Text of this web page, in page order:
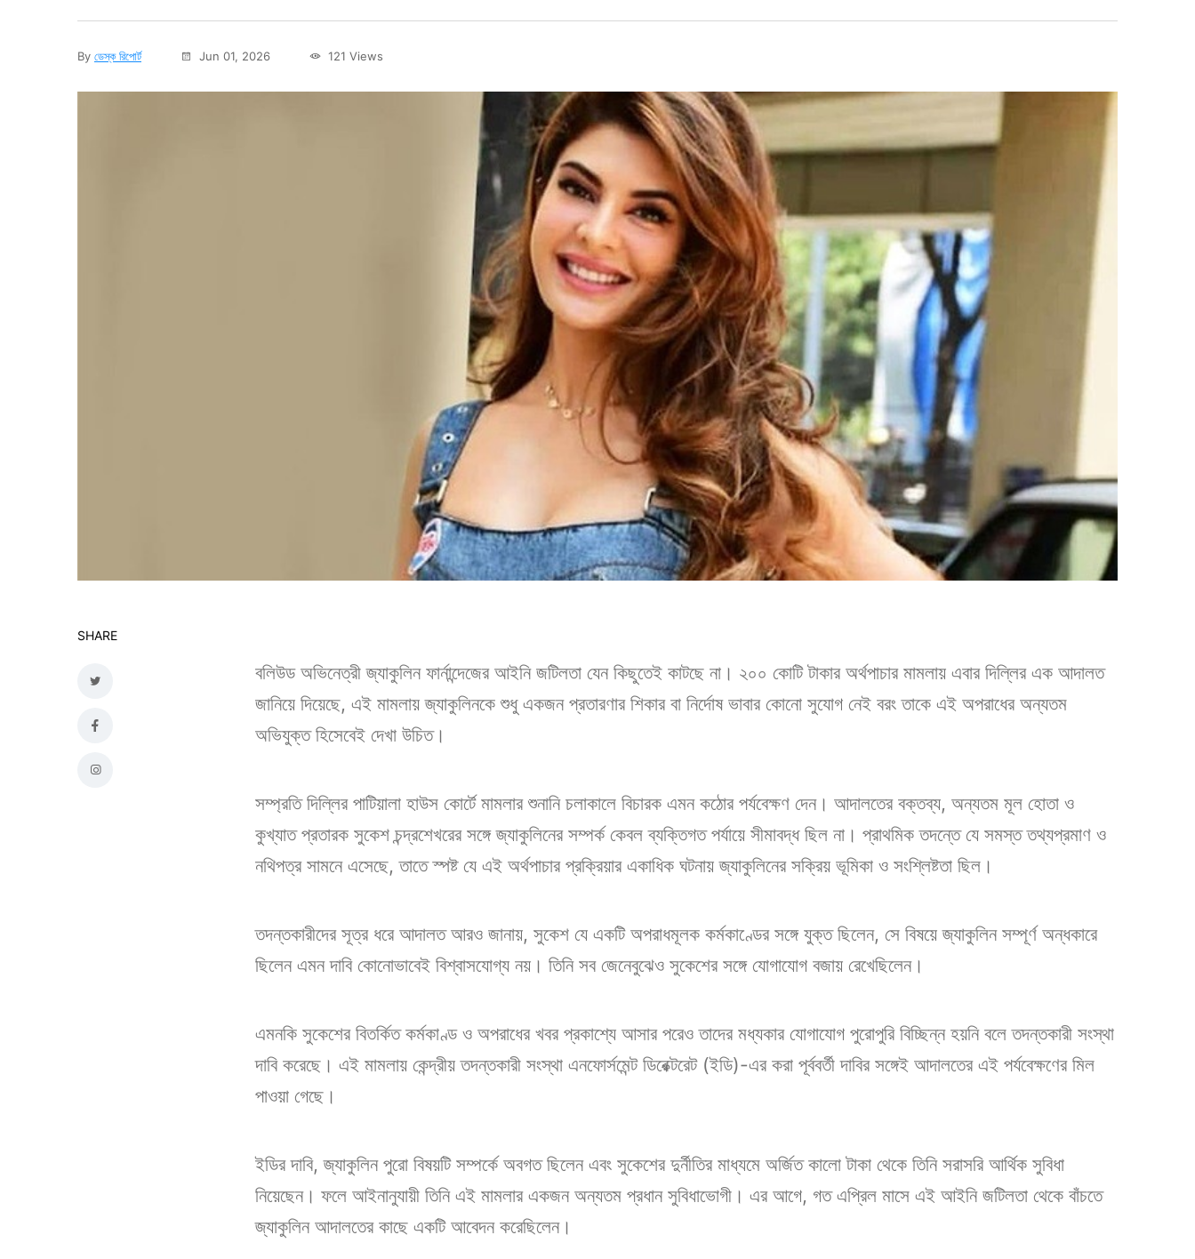
By ডেস্ক রিপোর্ট Jun 01, 2026 121 Views
SHARE
বলিউড অভিনেত্রী জ্যাকুলিন ফার্নান্দেজের আইনি জটিলতা যেন কিছুতেই কাটছে না। ২০০ কোটি টাকার অর্থপাচার মামলায় এবার দিল্লির এক আদালত
জানিয়ে দিয়েছে, এই মামলায় জ্যাকুলিনকে শুধু একজন প্রতারণার শিকার বা নির্দোষ ভাবার কোনো সুযোগ নেই বরং তাকে এই অপরাধের অন্যতম
অভিযুক্ত হিসেবেই দেখা উচিত।
সম্প্রতি দিল্লির পাটিয়ালা হাউস কোর্টে মামলার শুনানি চলাকালে বিচারক এমন কঠোর পর্যবেক্ষণ দেন। আদালতের বক্তব্য, অন্যতম মূল হোতা ও
কুখ্যাত প্রতারক সুকেশ চন্দ্রশেখরের সঙ্গে জ্যাকুলিনের সম্পর্ক কেবল ব্যক্তিগত পর্যায়ে সীমাবদ্ধ ছিল না। প্রাথমিক তদন্তে যে সমস্ত তথ্যপ্রমাণ ও
নথিপত্র সামনে এসেছে, তাতে স্পষ্ট যে এই অর্থপাচার প্রক্রিয়ার একাধিক ঘটনায় জ্যাকুলিনের সক্রিয় ভূমিকা ও সংশ্লিষ্টতা ছিল।
তদন্তকারীদের সূত্র ধরে আদালত আরও জানায়, সুকেশ যে একটি অপরাধমূলক কর্মকাণ্ডের সঙ্গে যুক্ত ছিলেন, সে বিষয়ে জ্যাকুলিন সম্পূর্ণ অন্ধকারে
ছিলেন এমন দাবি কোনোভাবেই বিশ্বাসযোগ্য নয়। তিনি সব জেনেবুঝেও সুকেশের সঙ্গে যোগাযোগ বজায় রেখেছিলেন।
এমনকি সুকেশের বিতর্কিত কর্মকাণ্ড ও অপরাধের খবর প্রকাশ্যে আসার পরেও তাদের মধ্যকার যোগাযোগ পুরোপুরি বিচ্ছিন্ন হয়নি বলে তদন্তকারী সংস্থা
দাবি করেছে। এই মামলায় কেন্দ্রীয় তদন্তকারী সংস্থা এনফোর্সমেন্ট ডিরেক্টরেট (ইডি)-এর করা পূর্ববর্তী দাবির সঙ্গেই আদালতের এই পর্যবেক্ষণের মিল
পাওয়া গেছে।
ইডির দাবি, জ্যাকুলিন পুরো বিষয়টি সম্পর্কে অবগত ছিলেন এবং সুকেশের দুর্নীতির মাধ্যমে অর্জিত কালো টাকা থেকে তিনি সরাসরি আর্থিক সুবিধা
নিয়েছেন। ফলে আইনানুযায়ী তিনি এই মামলার একজন অন্যতম প্রধান সুবিধাভোগী। এর আগে, গত এপ্রিল মাসে এই আইনি জটিলতা থেকে বাঁচতে
জ্যাকুলিন আদালতের কাছে একটি আবেদন করেছিলেন।